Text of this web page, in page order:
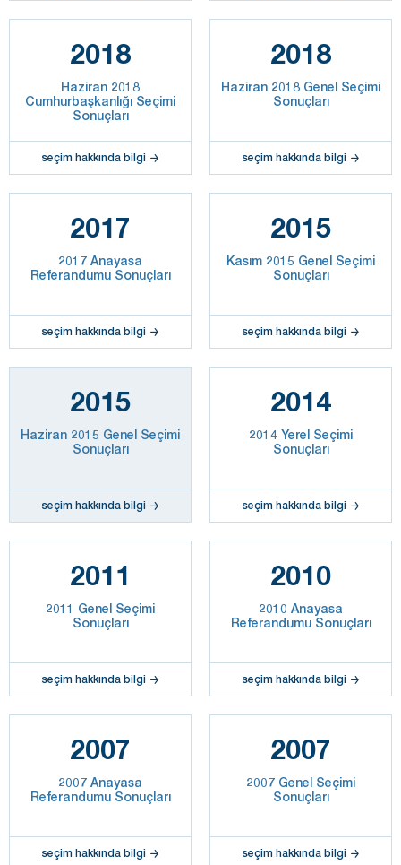
2018
Haziran 2018
Cumhurbaşkanlığı Seçimi
Sonuçları
seçim hakkında bilgi
2018
Haziran 2018 Genel Seçimi
Sonuçları
seçim hakkında bilgi
2017
2017 Anayasa
Referandumu Sonuçları
seçim hakkında bilgi
2015
Kasım 2015 Genel Seçimi
Sonuçları
seçim hakkında bilgi
2015
Haziran 2015 Genel Seçimi
Sonuçları
seçim hakkında bilgi
2014
2014 Yerel Seçimi
Sonuçları
seçim hakkında bilgi
2011
2011 Genel Seçimi
Sonuçları
seçim hakkında bilgi
2010
2010 Anayasa
Referandumu Sonuçları
seçim hakkında bilgi
2007
2007 Anayasa
Referandumu Sonuçları
seçim hakkında bilgi
2007
2007 Genel Seçimi
Sonuçları
seçim hakkında bilgi